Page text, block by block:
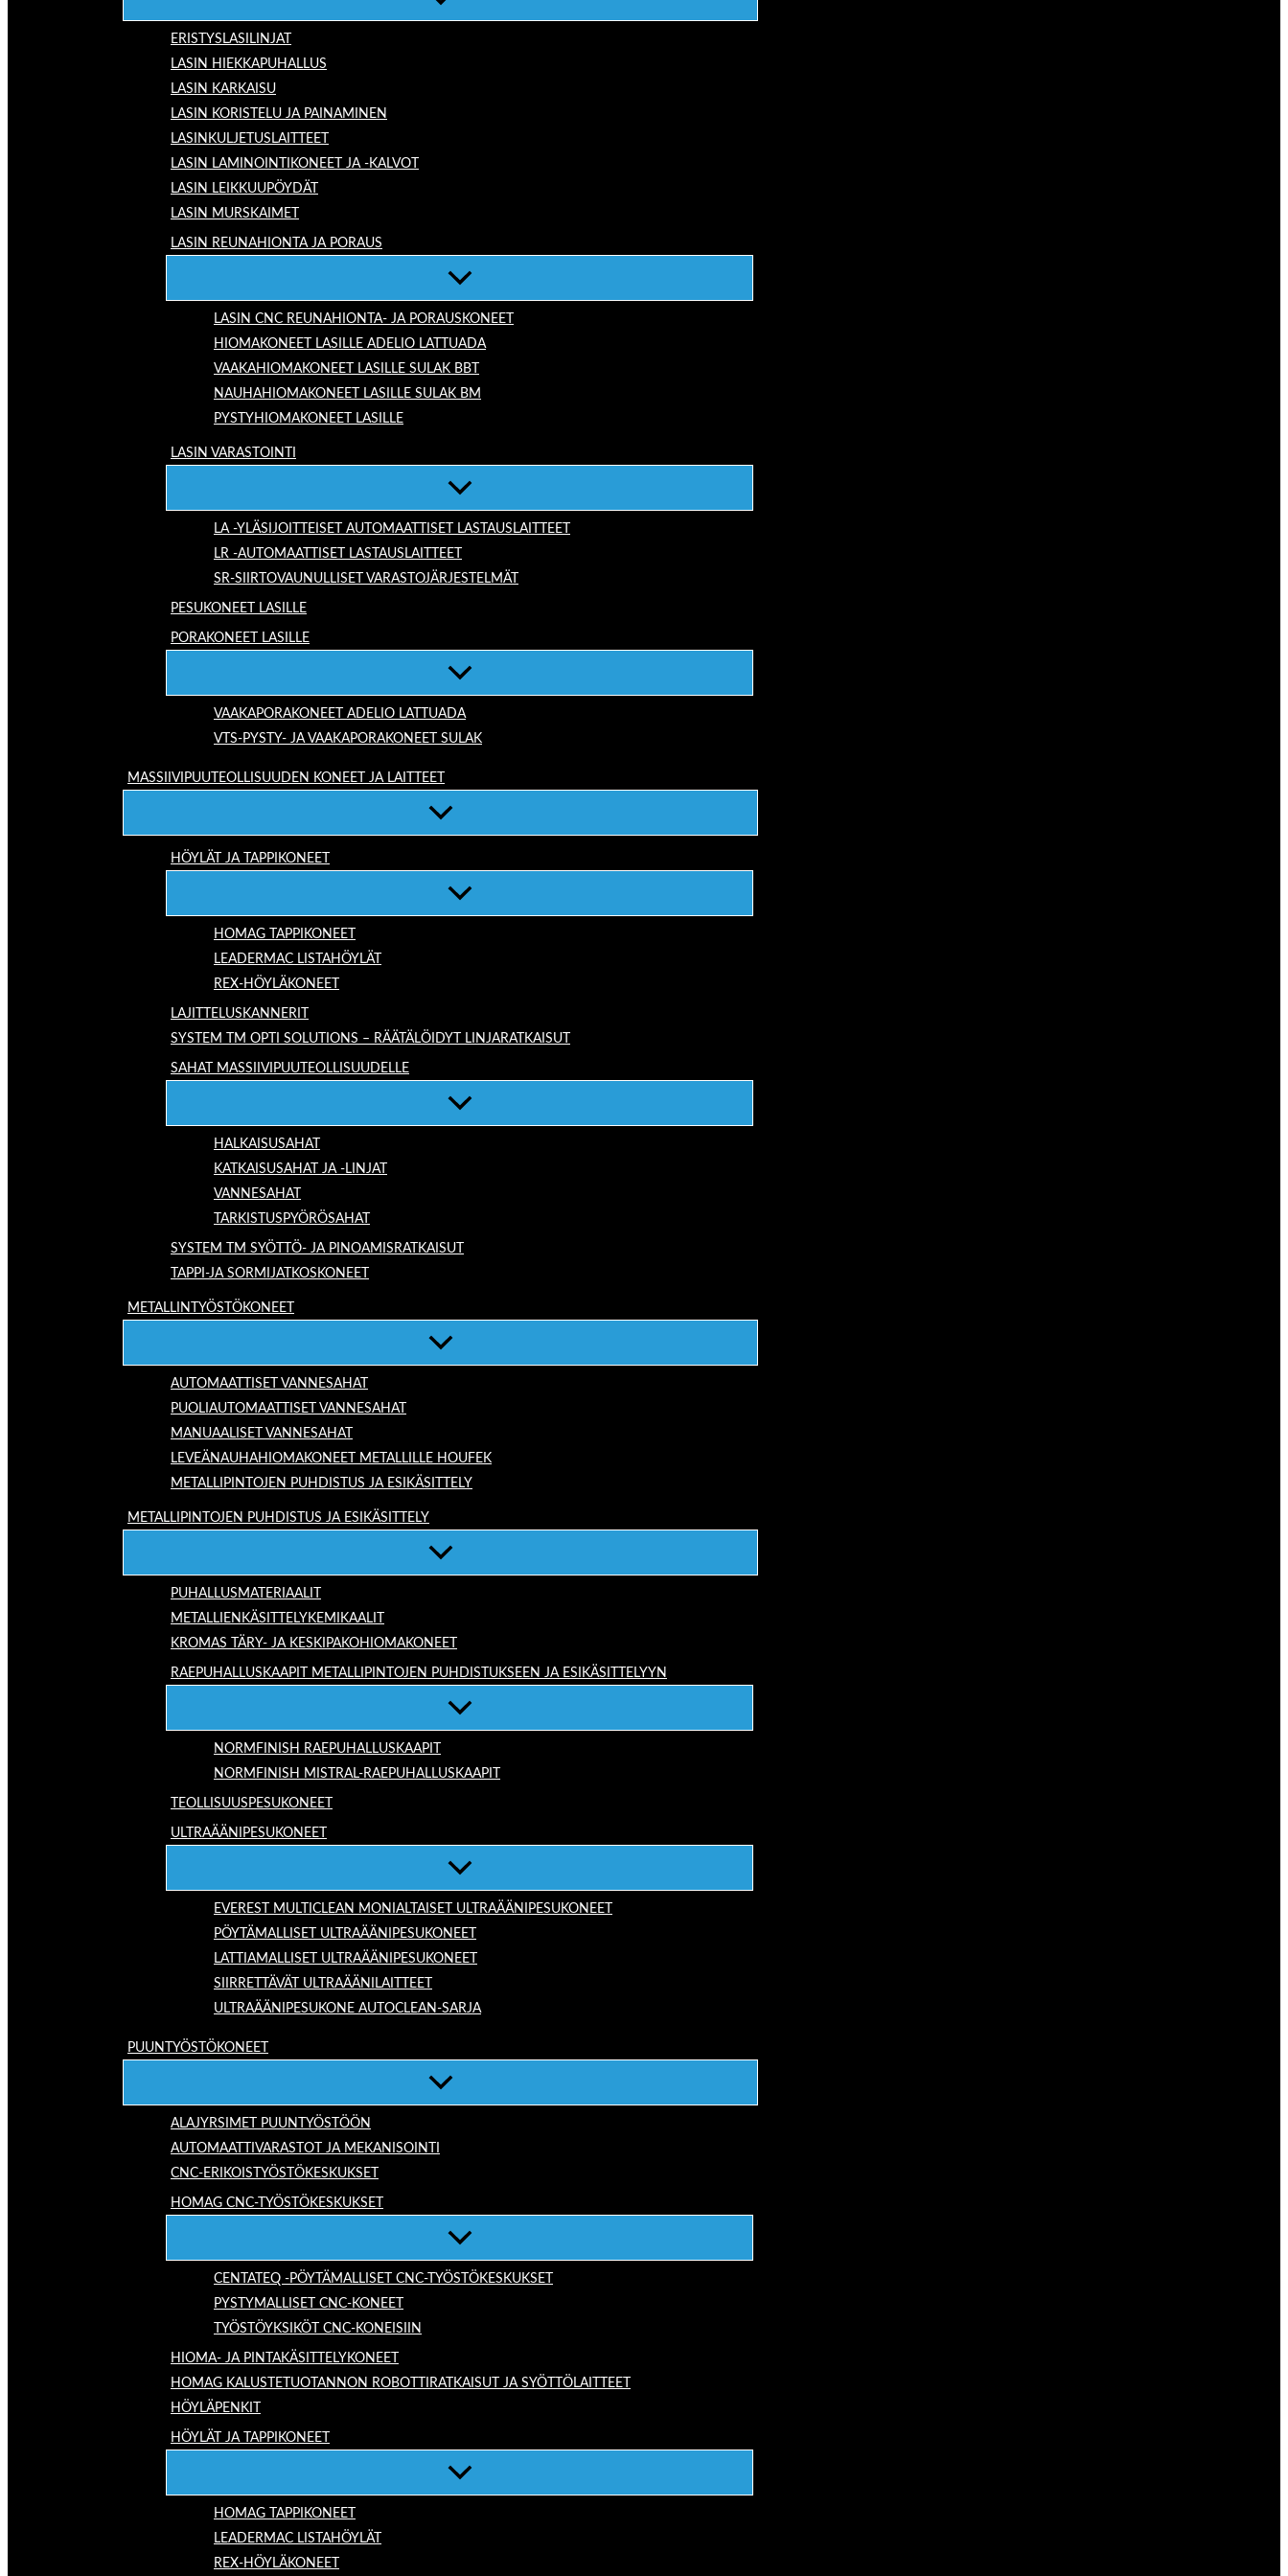
ERISTYSLASILINJAT
LASIN HIEKKAPUHALLUS
LASIN KARKAISU
LASIN KORISTELU JA PAINAMINEN
LASINKULJETUSLAITTEET
LASIN LAMINOINTIKONEET JA -KALVOT
LASIN LEIKKUUPÖYDÄT
LASIN MURSKAIMET
LASIN REUNAHIONTA JA PORAUS
LASIN CNC REUNAHIONTA- JA PORAUSKONEET
HIOMAKONEET LASILLE ADELIO LATTUADA
VAAKAHIOMAKONEET LASILLE SULAK BBT
NAUHAHIOMAKONEET LASILLE SULAK BM
PYSTYHIOMAKONEET LASILLE
LASIN VARASTOINTI
LA -YLÄSIJOITTEISET AUTOMAATTISET LASTAUSLAITTEET
LR -AUTOMAATTISET LASTAUSLAITTEET
SR-SIIRTOVAUNULLISET VARASTOJÄRJESTELMÄT
PESUKONEET LASILLE
PORAKONEET LASILLE
VAAKAPORAKONEET ADELIO LATTUADA
VTS-PYSTY- JA VAAKAPORAKONEET SULAK
MASSIIVIPUUTEOLLISUUDEN KONEET JA LAITTEET
HÖYLÄT JA TAPPIKONEET
HOMAG TAPPIKONEET
LEADERMAC LISTAHÖYLÄT
REX-HÖYLÄKONEET
LAJITTELUSKANNERIT
SYSTEM TM OPTI SOLUTIONS – RÄÄTÄLÖIDYT LINJARATKAISUT
SAHAT MASSIIVIPUUTEOLLISUUDELLE
HALKAISUSAHAT
KATKAISUSAHAT JA -LINJAT
VANNESAHAT
TARKISTUSPYÖRÖSAHAT
SYSTEM TM SYÖTTÖ- JA PINOAMISRATKAISUT
TAPPI-JA SORMIJATKOSKONEET
METALLINTYÖSTÖKONEET
AUTOMAATTISET VANNESAHAT
PUOLIAUTOMAATTISET VANNESAHAT
MANUAALISET VANNESAHAT
LEVEÄNAUHAHIOMAKONEET METALLILLE HOUFEK
METALLIPINTOJEN PUHDISTUS JA ESIKÄSITTELY
METALLIPINTOJEN PUHDISTUS JA ESIKÄSITTELY
PUHALLUSMATERIAALIT
METALLIENKÄSITTELYKEMIKAALIT
KROMAS TÄRY- JA KESKIPAKOHIOMAKONEET
RAEPUHALLUSKAAPIT METALLIPINTOJEN PUHDISTUKSEEN JA ESIKÄSITTELYYN
NORMFINISH RAEPUHALLUSKAAPIT
NORMFINISH MISTRAL-RAEPUHALLUSKAAPIT
TEOLLISUUSPESUKONEET
ULTRAÄÄNIPESUKONEET
EVEREST MULTICLEAN MONIALTAISET ULTRAÄÄNIPESUKONEET
PÖYTÄMALLISET ULTRAÄÄNIPESUKONEET
LATTIAMALLISET ULTRAÄÄNIPESUKONEET
SIIRRETTÄVÄT ULTRAÄÄNILAITTEET
ULTRAÄÄNIPESUKONE AUTOCLEAN-SARJA
PUUNTYÖSTÖKONEET
ALAJYRSIMET PUUNTYÖSTÖÖN
AUTOMAATTIVARASTOT JA MEKANISOINTI
CNC-ERIKOISTYÖSTÖKESKUKSET
HOMAG CNC-TYÖSTÖKESKUKSET
CENTATEQ -PÖYTÄMALLISET CNC-TYÖSTÖKESKUKSET
PYSTYMALLISET CNC-KONEET
TYÖSTÖYKSIKÖT CNC-KONEISIIN
HIOMA- JA PINTAKÄSITTELYKONEET
HOMAG KALUSTETUOTANNON ROBOTTIRATKAISUT JA SYÖTTÖLAITTEET
HÖYLÄPENKIT
HÖYLÄT JA TAPPIKONEET
HOMAG TAPPIKONEET
LEADERMAC LISTAHÖYLÄT
REX-HÖYLÄKONEET